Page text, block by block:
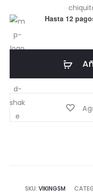
Hasta 12
SKU: VIKINGSM